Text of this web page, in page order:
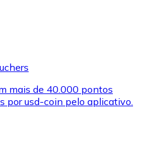
mais de 40.000 pontos
por usd-coin pelo aplicativo.